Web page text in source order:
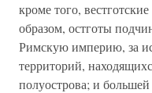
кроме того,
образом, остготы
Римскую империю, за
территорий,
полуострова; и